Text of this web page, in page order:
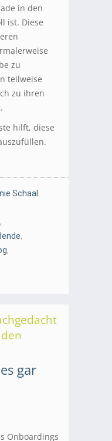
in den
ist. Diese
zu
teilweise
zu ihren
hilft, diese
Schaal
,
,
,
gar
Onboardings